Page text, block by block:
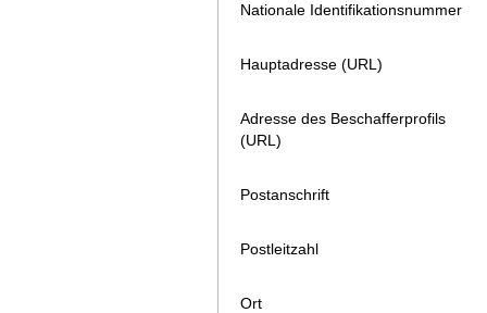
Nationale Identifikationsnummer
Hauptadresse (URL)
Adresse des Beschafferprofils
(URL)
Postanschrift
Postleitzahl
Ort